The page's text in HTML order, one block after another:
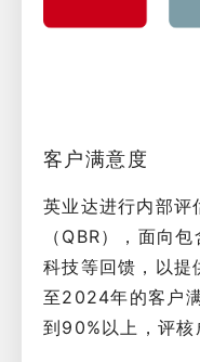
客户满意度
英业达进行内部评
（QBR），面向
科技等回馈，以
至2024年的客户
到90%以上，评核